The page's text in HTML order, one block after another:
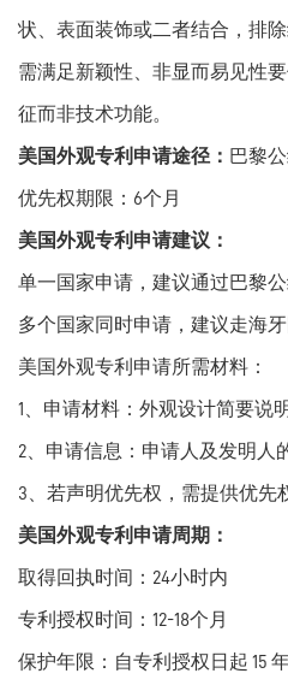
状、表面装饰或二者结合，排除
需满足新颖性、非显而易见性
征而非技术功能。
美国外观专利申请途径： 巴黎
优先权期限：6个月
美国外观专利申请建议：
单一国家申请，建议通过巴黎
多个国家同时申请，建议走海
美国外观专利申请所需材料：
1、申请材料：外观设计简要说
2、申请信息：申请人及发明人
3、若声明优先权，需提供优先
美国外观专利申请周期：
取得回执时间：24小时内
专利授权时间：12-18个月
保护年限：自专利授权日起 15